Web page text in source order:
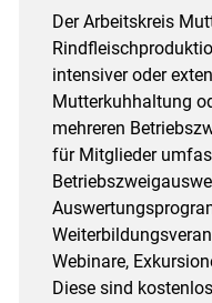
Der Arbeitskreis
intensiver oder
Mutterkuhhaltung
mehreren
für Mitglieder
Webinare,
Diese sind